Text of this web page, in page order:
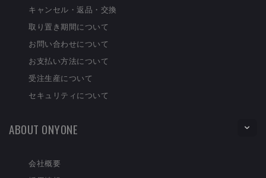
キャンセル・返品・交換
取り置き期間について
お問い合わせについて
お支払い方法について
受注生産について
セキュリティについて
ABOUT ONYONE
会社概要